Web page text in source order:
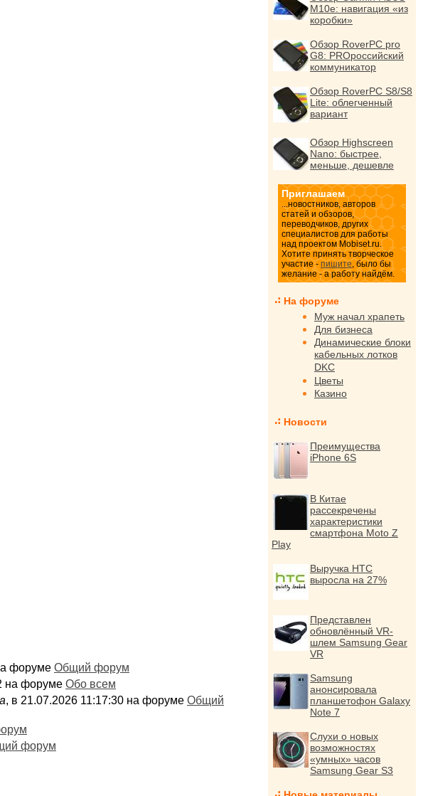
форуме Общий форум
на форуме Обо всем
, в 21.07.2026 11:17:30 на форуме Общий
форум
M10e: навигация «из
коробки»
Обзор RoverPC pro
G8: PROроссийский
коммуникатор
Обзор RoverPC S8/S8
Lite: облегченный
вариант
Обзор Highscreen
Nano: быстрее,
меньше, дешевле
Приглашаем
...новостников, авторов
статей и обзоров,
переводчиков, других
специалистов для работы
над проектом Mobiset.ru.
Хотите принять творческое
участие - пишите, было бы
желание - а работу найдём.
На форуме
Муж начал храпеть
Для бизнеса
Динамические блоки
кабельных лотков
DKC
Цветы
Казино
Новости
Преимущества
iPhone 6S
В Китае
рассекречены
характеристики
смартфона Moto Z
Play
Выручка HTC
выросла на 27%
Представлен
обновлённый VR-
шлем Samsung Gear
VR
Samsung
анонсировала
планшетофон Galaxy
Note 7
Слухи о новых
возможностях
«умных» часов
Samsung Gear S3